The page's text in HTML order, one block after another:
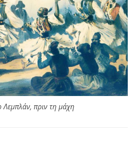
Λεμπλάν, πριν τη μάχη